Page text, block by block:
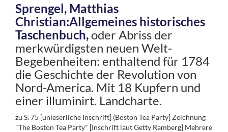
Sprengel, Matthias
Christian:Allgemeines historisches
Taschenbuch, oder Abriss der
merkwürdigsten neuen Welt-
Begebenheiten: enthaltend für 1784
die Geschichte der Revolution von
Nord-America. Mit 18 Kupfern und
einer illuminirt. Landcharte.
zu S. 75 [unleserliche Inschrift] (Boston Tea Party] Zeichnung
"The Boston Tea Party" [Inschrift laut Getty Ramberg] Mehrere